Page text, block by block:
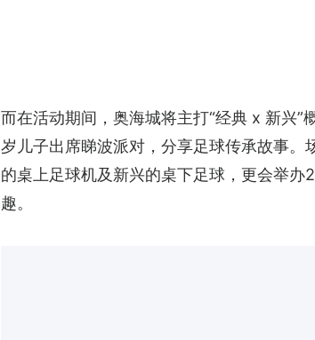
而在活动期间，奥海城将主打“经典 x 新兴”
岁儿子出席睇波派对，分享足球传承故事
的桌上足球机及新兴的桌下足球，更会举
趣。